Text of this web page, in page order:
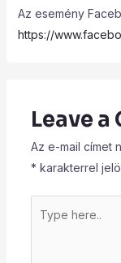
Az esemény
https://
Leave
Az e-mail címet
* karakterrel
here..